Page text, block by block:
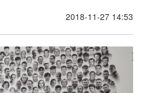
2018-11-27 14:53